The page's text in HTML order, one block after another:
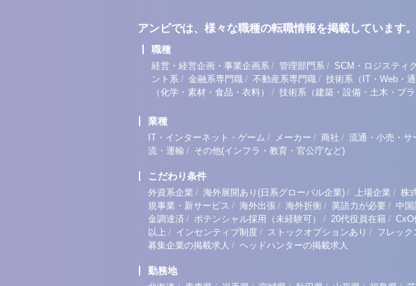
アンビでは、様々な職種の転職情報を掲載しています。
職種
経営・経営企画・事業企画系 / 管理部門系 / SCM・ロジスティ
ント系 / 金融系専門職 / 不動産系専門職 / 技術系（IT・Web・通
（化学・素材・食品・衣料）
/ 技術系（建築・設備・土木・プラ
業種
IT・インターネット・ゲーム / メーカー / 商社 / 流通・小売・サ
流・運輸 / その他(インフラ・教育・官公庁など)
こだわり条件
外資系企業 / 海外展開あり(日系グローバル企業) / 上場企業 / 株
規事業・新サービス / 海外出張 / 海外折衝 / 英語力が必要 / 中国
金調達済 / ポテンシャル採用（未経験可） / 20代役員在籍 / CxO
以上 / インセンティブ制度 / ストックオプションあり / フレック
募集企業の掲載求人 / ヘッドハンターの掲載求人
勤務地